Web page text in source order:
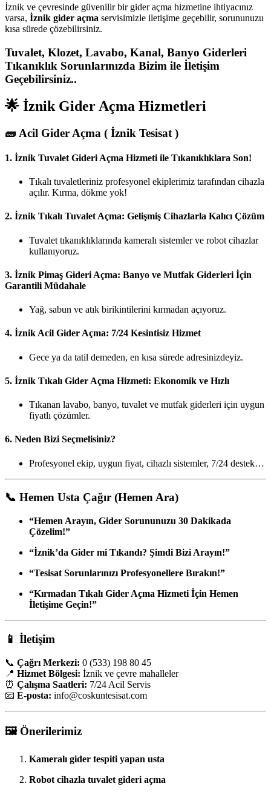
İznik ve çevresinde güvenilir bir gider açma hizmetine ihtiyacınız
varsa, İznik gider açma servisimizle iletişime geçebilir, sorununuzu
kısa sürede çözebilirsiniz.
Tuvalet, Klozet, Lavabo, Kanal, Banyo Giderleri
Tıkanıklık Sorunlarınızda Bizim ile İletişim
Geçebilirsiniz..
🌟 İznik Gider Açma Hizmetleri
🧱 Acil Gider Açma ( İznik Tesisat )
1. İznik Tuvalet Gideri Açma Hizmeti ile Tıkanıklıklara Son!
Tıkalı tuvaletleriniz profesyonel ekiplerimiz tarafından cihazla
açılır. Kırma, dökme yok!
2. İznik Tıkalı Tuvalet Açma: Gelişmiş Cihazlarla Kalıcı Çözüm
Tuvalet tıkanıklıklarında kameralı sistemler ve robot cihazlar
kullanıyoruz.
3. İznik Pimaş Gideri Açma: Banyo ve Mutfak Giderleri İçin
Garantili Müdahale
Yağ, sabun ve atık birikintilerini kırmadan açıyoruz.
4. İznik Acil Gider Açma: 7/24 Kesintisiz Hizmet
Gece ya da tatil demeden, en kısa sürede adresinizdeyiz.
5. İznik Tıkalı Gider Açma Hizmeti: Ekonomik ve Hızlı
Tıkanan lavabo, banyo, tuvalet ve mutfak giderleri için uygun
fiyatlı çözümler.
6. Neden Bizi Seçmelisiniz?
Profesyonel ekip, uygun fiyat, cihazlı sistemler, 7/24 destek…
📞 Hemen Usta Çağır (Hemen Ara)
“Hemen Arayın, Gider Sorununuzu 30 Dakikada
Çözelim!”
“İznik’da Gider mi Tıkandı? Şimdi Bizi Arayın!”
“Tesisat Sorunlarınızı Profesyonellere Bırakın!”
“Kırmadan Tıkalı Gider Açma Hizmeti İçin Hemen
İletişime Geçin!”
📱 İletişim
📞 Çağrı Merkezi: 0 (533) 198 80 45
📍 Hizmet Bölgesi: İznik ve çevre mahalleler
⏰ Çalışma Saatleri: 7/24 Acil Servis
📧 E-posta: info@coskuntesisat.com
🖼️ Önerilerimiz
Kameralı gider tespiti yapan usta
Robot cihazla tuvalet gideri açma